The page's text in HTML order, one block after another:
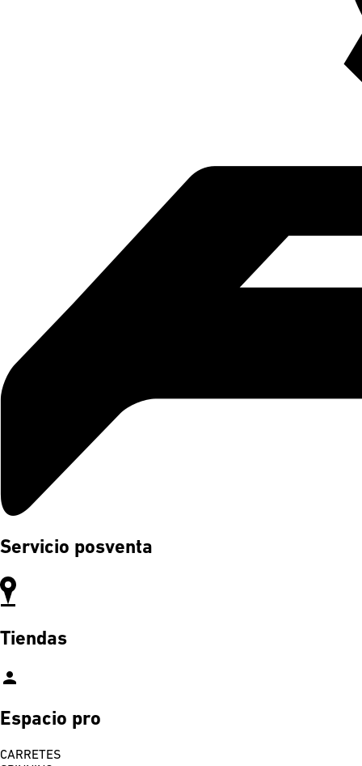
Servicio posventa
Tiendas
person
Espacio pro
CARRETES